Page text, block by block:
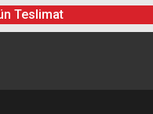
Teslimat